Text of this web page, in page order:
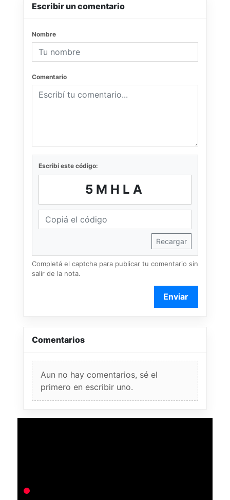
Escribir un comentario
Nombre
Comentario
Escribí este código:
5MHLA
Recargar
Completá el captcha para publicar tu comentario sin
salir de la nota.
Enviar
Comentarios
Aun no hay comentarios, sé el
primero en escribir uno.